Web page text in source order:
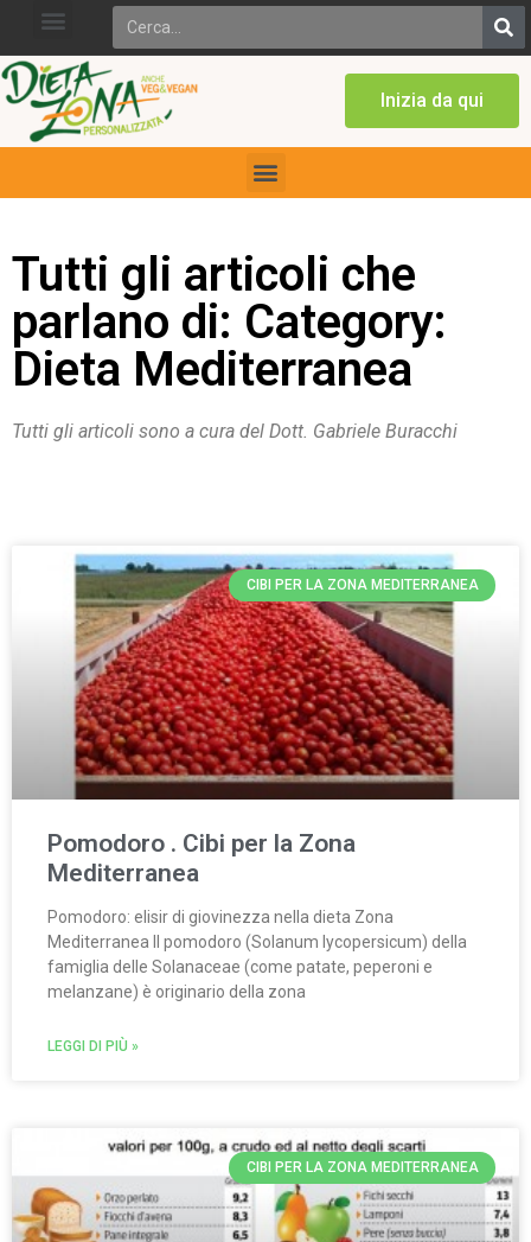
Inizia da qui
Tutti gli articoli che
parlano di: Category:
Dieta Mediterranea
Tutti gli articoli sono a cura del Dott. Gabriele Buracchi
CIBI PER LA ZONA MEDITERRANEA
Pomodoro . Cibi per la Zona
Mediterranea
Pomodoro: elisir di giovinezza nella dieta Zona
Mediterranea Il pomodoro (Solanum lycopersicum) della
famiglia delle Solanaceae (come patate, peperoni e
melanzane) è originario della zona
LEGGI DI PIÙ »
CIBI PER LA ZONA MEDITERRANEA